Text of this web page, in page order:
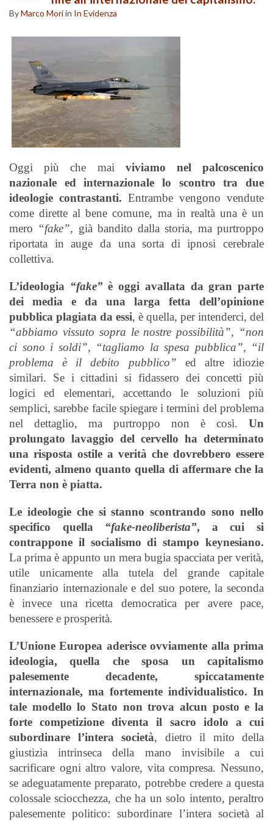
ByMarco Moriin In Evidenza
Oggi più che mai viviamo nel palcoscenico
nazionale ed internazionale lo scontro tra due
ideologie contrastanti. Entrambe vengono vendute
come dirette al bene comune, ma in realtà una è un
mero “fake”, già bandito dalla storia, ma purtroppo
riportata in auge da una sorta di ipnosi cerebrale
collettiva.
L’ideologia “fake” è oggi avallata da gran parte
dei media e da una larga fetta dell’opinione
pubblica plagiata da essi, è quella, per intenderci, del
“abbiamo vissuto sopra le nostre possibilità”, “non
ci sono i soldi”, “tagliamo la spesa pubblica”, “il
problema è il debito pubblico” ed altre idiozie
similari. Se i cittadini si fidassero dei concetti più
logici ed elementari, accettando le soluzioni più
semplici, sarebbe facile spiegare i termini del problema
nel dettaglio, ma purtroppo non è così. Un
prolungato lavaggio del cervello ha determinato
una risposta ostile a verità che dovrebbero essere
evidenti, almeno quanto quella di affermare che la
Terra non è piatta.
Le ideologie che si stanno scontrando sono nello
specifico quella “fake-neoliberista”, a cui si
contrappone il socialismo di stampo keynesiano.
La prima è appunto un mera bugia spacciata per verità,
utile unicamente alla tutela del grande capitale
finanziario internazionale e del suo potere, la seconda
è invece una ricetta democratica per avere pace,
benessere e prosperità.
L’Unione Europea aderisce ovviamente alla prima
ideologia, quella che sposa un capitalismo
palesemente decadente, spiccatamente
internazionale, ma fortemente individualistico. In
tale modello lo Stato non trova alcun posto e la
forte competizione diventa il sacro idolo a cui
subordinare l’intera società, dietro il mito della
giustizia intrinseca della mano invisibile a cui
sacrificare ogni altro valore, vita compresa. Nessuno,
se adeguatamente preparato, potrebbe credere a questa
colossale sciocchezza, che ha un solo intento, peraltro
palesemente politico: subordinare l’intera società al